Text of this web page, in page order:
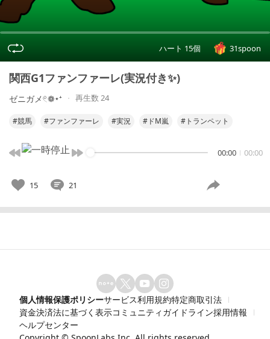
ハート 15個 31spoon
関西G1ファンファーレ(実況付き✨️)
ゼニガメ𓏲❁⋆⁺ 再生数 24
#競馬 #ファンファーレ #実況 #ドM嵐 #トランペット
00:00 00:00
15 21
個人情報保護ポリシーサービス利用規約特定商取引法
資金決済法に基づく表示コミュニティガイドライン採用情報
ヘルプセンター